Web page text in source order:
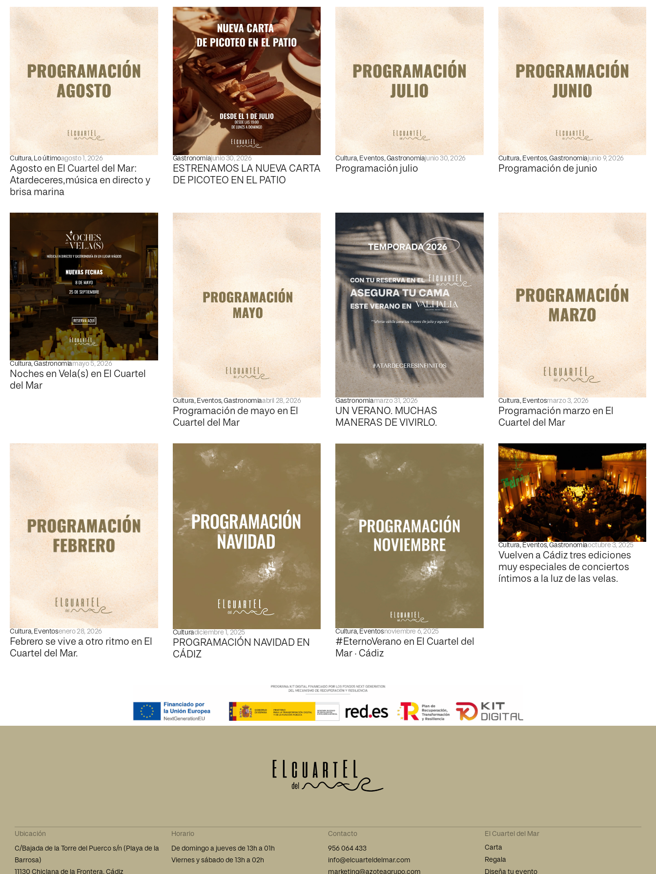
Cultura, Lo últimoagosto 1, 2026
Agosto en El Cuartel del Mar:
Atardeceres,música en directo y
brisa marina
Gastronomiajunio 30, 2026
ESTRENAMOS LA NUEVA CARTA
DE PICOTEO EN EL PATIO
Cultura, Eventos, Gastronomiajunio 30, 2026
Programación julio
Cultura, Eventos,Gastronomiajunio 9, 2026
Programación de junio
Cultura,Gastronomiamayo 5, 2026
Noches en Vela(s) en El Cuartel
del Mar
Cultura, Eventos,Gastronomiaabril 28, 2026
Programación de mayo en El
Cuartel del Mar
Gastronomiamarzo 31, 2026
UN VERANO. MUCHAS
MANERAS DE VIVIRLO.
Cultura, Eventosmarzo 3, 2026
Programación marzo en El
Cuartel del Mar
Cultura, Eventosenero 28, 2026
Febrero se vive a otro ritmo en El
Cuartel del Mar.
Culturadiciembre 1, 2025
PROGRAMACIÓN NAVIDAD EN
CÁDIZ
Cultura, Eventosnoviembre 6, 2025
#EternoVerano en El Cuartel del
Mar · Cádiz
Cultura, Eventos,Gastronomiaoctubre 3, 2025
Vuelven a Cádiz tres ediciones
muy especiales de conciertos
íntimos a la luz de las velas.
Ubicación
C/Bajada de la Torre del Puerco s/n​ (Playa de la
Barrosa)
11130 Chiclana de la Frontera, Cádiz
Horario
De domingo a jueves de 13h a 01h
Viernes y sábado de 13h a 02h
Contacto
956 064 433
info@elcuarteldelmar.com
marketing@azoteagrupo.com
El Cuartel del Mar
Carta
Regala
Diseña tu evento